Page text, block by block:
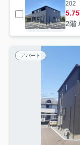
202
2階
アパート